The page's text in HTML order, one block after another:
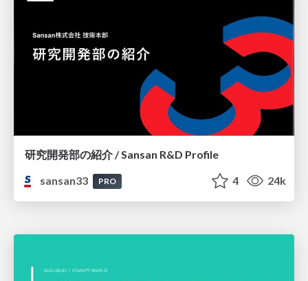
研究開発部の紹介 / Sansan R&D Profile
sansan33
PRO 4 24k